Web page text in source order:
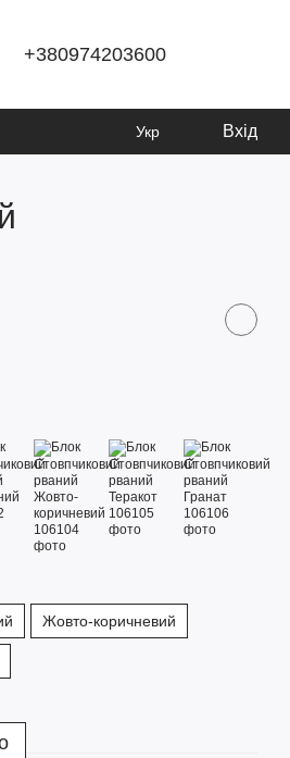
+380974203600
Укр Вхід
Жовто-коричневий